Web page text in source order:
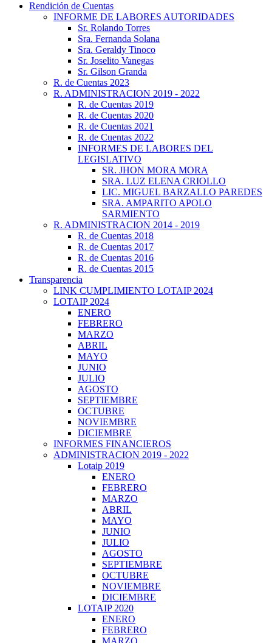
Rendición de Cuentas
INFORME DE LABORES AUTORIDADES
Sr. Rolando Torres
Sra. Fernanda Solana
Sra. Geraldy Tinoco
Sr. Joselito Vanegas
Sr. Gilson Granda
R. de Cuentas 2023
R. ADMINISTRACION 2019 - 2022
R. de Cuentas 2019
R. de Cuentas 2020
R. de Cuentas 2021
R. de Cuentas 2022
INFORMES DE LABORES DEL
LEGISLATIVO
SR. JHON MORA MORA
SRA. LUZ ELENA CRIOLLO
LIC. MIGUEL BARZALLO PAREDES
SRA. AMPARITO APOLO
SARMIENTO
R. ADMINISTRACION 2014 - 2019
R. de Cuentas 2018
R. de Cuentas 2017
R. de Cuentas 2016
R. de Cuentas 2015
Transparencia
LINK CUMPLIMIENTO LOTAIP 2024
LOTAIP 2024
ENERO
FEBRERO
MARZO
ABRIL
MAYO
JUNIO
JULIO
AGOSTO
SEPTIEMBRE
OCTUBRE
NOVIEMBRE
DICIEMBRE
INFORMES FINANCIEROS
ADMINISTRACION 2019 - 2022
Lotaip 2019
ENERO
FEBRERO
MARZO
ABRIL
MAYO
JUNIO
JULIO
AGOSTO
SEPTIEMBRE
OCTUBRE
NOVIEMBRE
DICIEMBRE
LOTAIP 2020
ENERO
FEBRERO
MARZO